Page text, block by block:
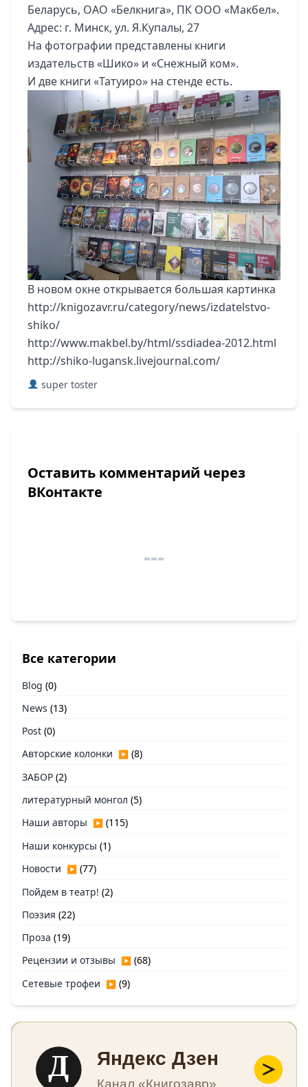
Беларусь, ОАО «Белкнига», ПК ООО «Макбел».
Адрес: г. Минск, ул. Я.Купалы, 27
На фотографии представлены книги
издательств «Шико» и «Снежный ком».
И две книги «Татуиро» на стенде есть.
В новом окне открывается большая картинка
http://knigozavr.ru/category/news/izdatelstvo-
shiko/
http://www.makbel.by/html/ssdiadea-2012.html
http://shiko-lugansk.livejournal.com/
super toster
Оставить комментарий через
ВКонтакте
Все категории
Blog (0)
News (13)
Post (0)
Авторские колонки ▶ (8)
ЗАБОР (2)
литературный монгол (5)
Наши авторы ▶ (115)
Наши конкурсы (1)
Новости ▶ (77)
Пойдем в театр! (2)
Поэзия (22)
Проза (19)
Рецензии и отзывы ▶ (68)
Сетевые трофеи ▶ (9)
Д Яндекс Дзен
Канал «Книгозавр»